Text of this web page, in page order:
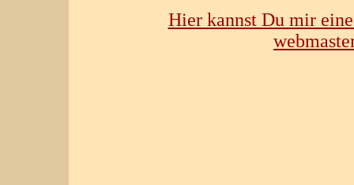
Hier kannst Du mir